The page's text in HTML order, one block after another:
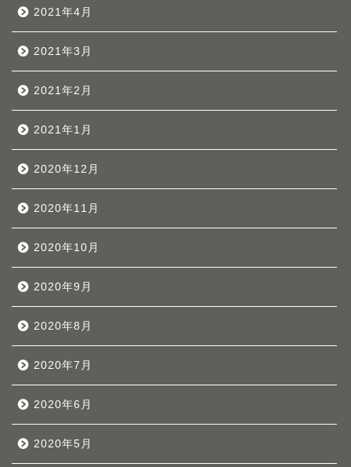
2021年4月
2021年3月
2021年2月
2021年1月
2020年12月
2020年11月
2020年10月
2020年9月
2020年8月
2020年7月
2020年6月
2020年5月